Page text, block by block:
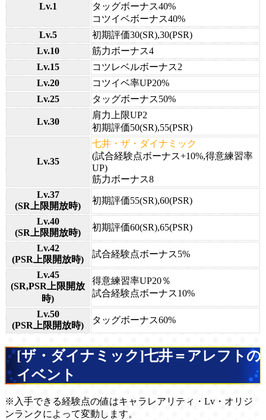
Lv.1
タッグボーナス40%
コツイベボーナス40%
Lv.5
初期評価30(SR),30(PSR)
Lv.10
筋力ボーナス4
Lv.15
コツレベルボーナス2
Lv.20
コツイベ率UP20%
Lv.25
タッグボーナス50%
Lv.30
肩力上限UP2
初期評価50(SR),55(PSR)
Lv.35
七井・ザ・ダイナミック
(試合経験点ボーナス+10%,得意練習率
UP)
筋力ボーナス8
Lv.37
(SR上限開放時)
初期評価55(SR),60(PSR)
Lv.40
(SR上限開放時)
初期評価60(SR),65(PSR)
Lv.42
(PSR上限開放時)
試合経験点ボーナス5%
Lv.45
(SR,PSR上限開放
時)
得意練習率UP20％
試合経験点ボーナス10%
Lv.50
(PSR上限開放時)
タッグボーナス60%
[ザ・ダイナミック]七井＝アレフトの
イベント
※入手できる経験点の値はキャラレアリティ・Lv・オリジ
ンランクによって変動します。